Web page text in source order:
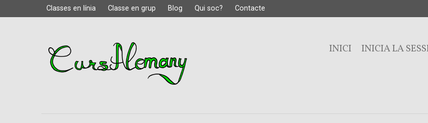
Classes en línia Classe en grup Blog Qui soc? Contacte
INICI INICIA LA